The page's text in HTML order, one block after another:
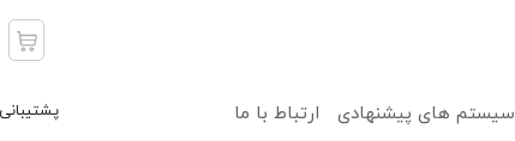
سیستم های پیشنهادی ارتباط با ما